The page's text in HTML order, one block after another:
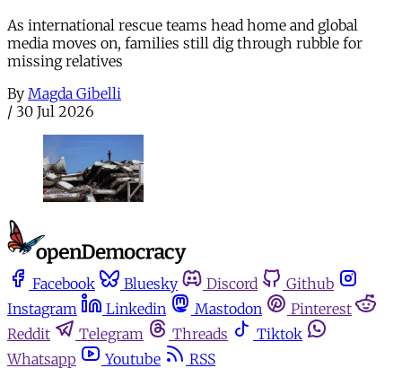
As international rescue teams head home and global
media moves on, families still dig through rubble for
missing relatives
By Magda Gibelli
/ 30 Jul 2026
Facebook Bluesky Discord
Github
Instagram
Linkedin Mastodon
Pinterest
Reddit
Telegram Threads
Tiktok
Whatsapp
Youtube RSS